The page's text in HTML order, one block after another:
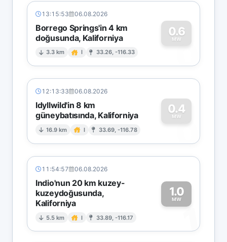
13:15:53 06.08.2026
Borrego Springs'in 4 km
doğusunda, Kaliforniya
3.3 km I 33.26, -116.33
0.6
MW
0
12:13:33 06.08.2026
Idyllwild'in 8 km
güneybatısında, Kaliforniya
16.9 km I 33.69, -116.78
0.4
MW
0
11:54:57 06.08.2026
Indio'nun 20 km kuzey-
kuzeydoğusunda,
Kaliforniya
5.5 km I 33.89, -116.17
1.0
MW
1